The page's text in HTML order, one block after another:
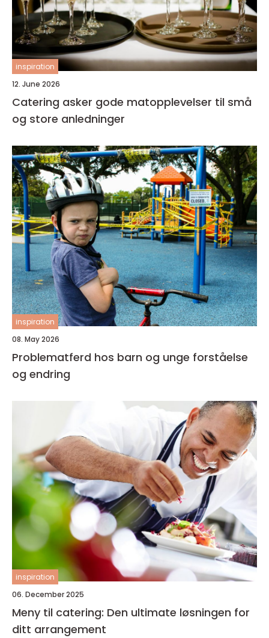
inspiration
12. June 2026
Catering asker gode matopplevelser til små
og store anledninger
inspiration
08. May 2026
Problematferd hos barn og unge forståelse
og endring
inspiration
06. December 2025
Meny til catering: Den ultimate løsningen for
ditt arrangement